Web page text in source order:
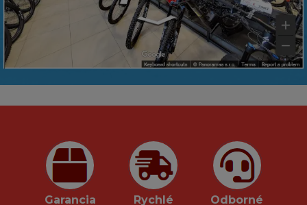
Garancia
Rychlé
Odborné